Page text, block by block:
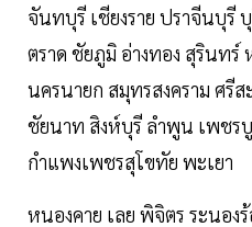
จันทบุรี เชียงราย ปราจีนบุรี
ตราด ชัยภูมิ อ่างทอง สุรินท
นครนายก สมุทรสงคราม ศรี
ชัยนาท สิงห์บุรี ลำพูน เพชร
กำแพงเพชรสุโขทัย พะเยา
หนองคาย เลย พิจิตร ระนอง